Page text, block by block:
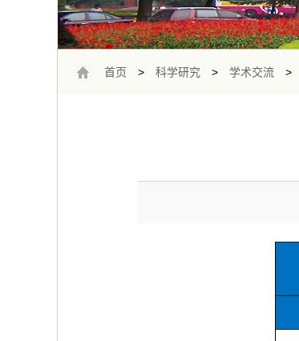
首页 > 科学研究 > 学术交流 >